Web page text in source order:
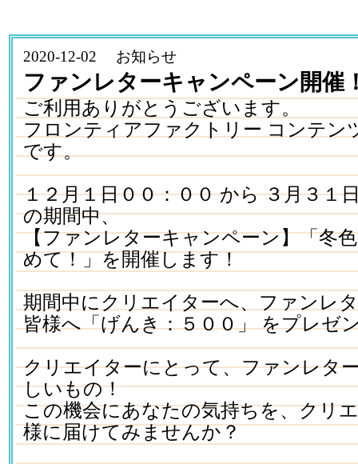
2020-12-02 お知らせ
ファンレターキャンペーン開催
ご利用ありがとうございます。
フロンティアファクトリー コンテン
です。
１２月１日００：００ から ３月３１
の期間中、
【ファンレターキャンペーン】「冬
めて！」を開催します！
期間中にクリエイターへ、ファンレ
皆様へ「げんき：５００」 をプレゼ
クリエイターにとって、ファンレタ
しいもの！
この機会にあなたの気持ちを、クリ
様に届けてみませんか？